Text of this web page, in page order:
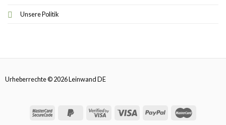
Unsere Politik
Urheberrechte © 2026 Leinwand DE